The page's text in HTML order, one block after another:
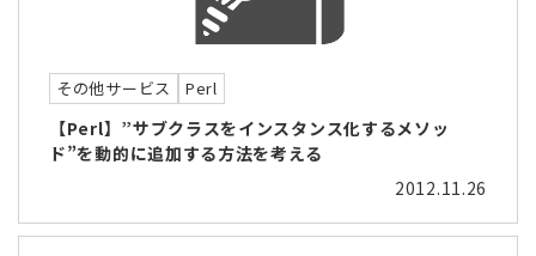
その他サービス Perl
【Perl】”サブクラスをインスタンス化するメソッ
ド”を動的に追加する方法を考える
2012.11.26